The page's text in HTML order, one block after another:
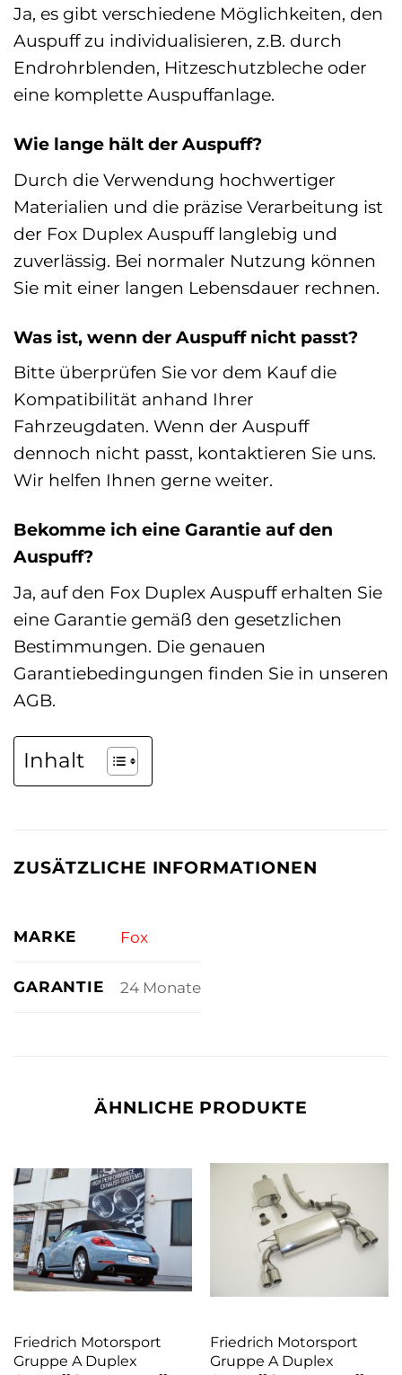
Ja, es gibt verschiedene Möglichkeiten, den
Auspuff zu individualisieren, z.B. durch
Endrohrblenden, Hitzeschutzbleche oder
eine komplette Auspuffanlage.
Wie lange hält der Auspuff?
Durch die Verwendung hochwertiger
Materialien und die präzise Verarbeitung ist
der Fox Duplex Auspuff langlebig und
zuverlässig. Bei normaler Nutzung können
Sie mit einer langen Lebensdauer rechnen.
Was ist, wenn der Auspuff nicht passt?
Bitte überprüfen Sie vor dem Kauf die
Kompatibilität anhand Ihrer
Fahrzeugdaten. Wenn der Auspuff
dennoch nicht passt, kontaktieren Sie uns.
Wir helfen Ihnen gerne weiter.
Bekomme ich eine Garantie auf den
Auspuff?
Ja, auf den Fox Duplex Auspuff erhalten Sie
eine Garantie gemäß den gesetzlichen
Bestimmungen. Die genauen
Garantiebedingungen finden Sie in unseren
AGB.
Inhalt
ZUSÄTZLICHE INFORMATIONEN
MARKE Fox
GARANTIE 24 Monate
ÄHNLICHE PRODUKTE
Friedrich Motorsport
Gruppe A Duplex
Friedrich Motorsport
Gruppe A Duplex